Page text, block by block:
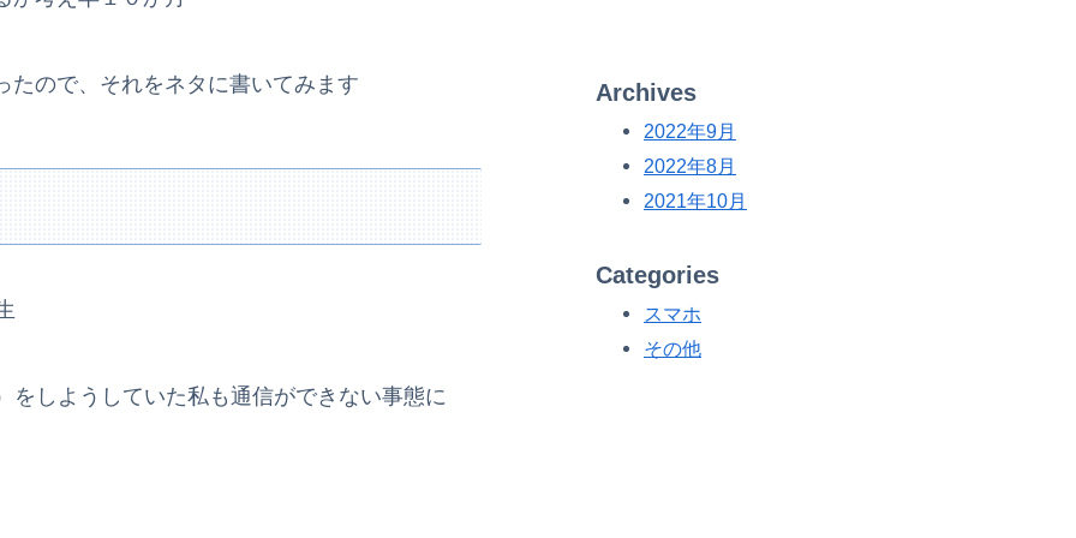
たので、それをネタに書いてみます
しようしていた私も通信ができない事態に
Archives
2022年9月
2022年8月
2021年10月
Categories
スマホ
その他